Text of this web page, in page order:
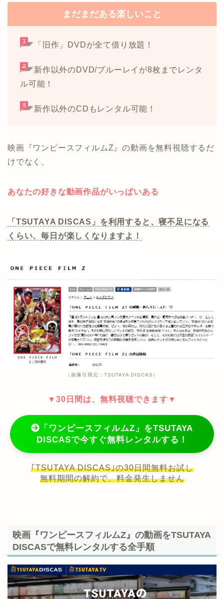
まだまだある楽しいこと
「旧作」DVDが全て借り放題！
新作以外のDVD/ブルーレイが8枚までレンタ
ル可能！
新作以外のCDもレンタル可能！
映画『ワンピースフィルムZ』の動画を無料視聴するだ
けでなく、
あなたの好きな動画作品がいっぱいある
「TSUTAYA DISCAS」を利用すると、寝不足になる
くらい、毎日が楽しくなりますよ！
（画像引用元：TSUTAYA DISCAS）
▼30日間は、無料視聴できます▼
「ワンピースフィルムZ」をTSUTAYA
DISCASで今すぐ無料レンタルする！
｢TSUTAYA DISCAS｣の30日間無料お試し
無料期間の解約で、料金発生しません
映画『ワンピースフィルムZ』の動画をTSUTAYA
DISCASで無料レンタルする全手順